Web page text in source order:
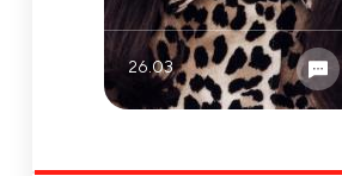
26.03